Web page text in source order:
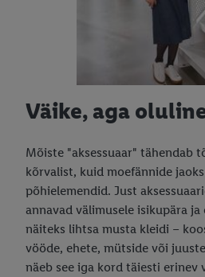
Väike, aga
Mõiste "aksessuaar" tähendab
kõrvalist, kuid moefännide
põhielemendid. Just
annavad välimusele isikupära ja
näiteks lihtsa musta kleidi –
vööde, ehete, mütside või
näeb see iga kord täiesti erinev